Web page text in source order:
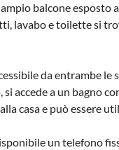
balcone esposto
lavabo e toilette si
da entrambe le
accede a un bagno
casa e può essere
un telefono